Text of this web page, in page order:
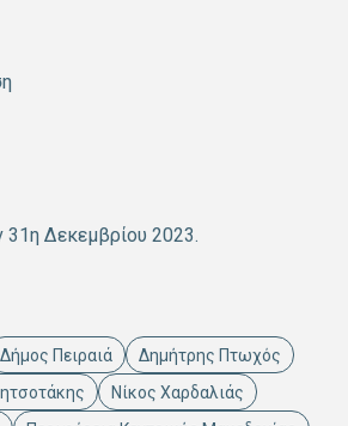
Δεκεμβρίου 2023.
Δήμος Πειραιά
Δημήτρης Πτωχός
Νίκος Χαρδαλιάς